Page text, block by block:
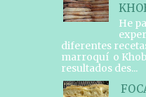
He
diferentes
marroquí o
resultados des...